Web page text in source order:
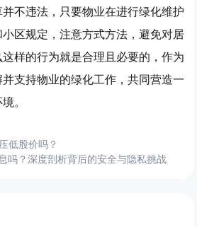
不违法，只要物业在进行绿化维护
区规定，注意方式方法，避免对居
样的行为就是合理且必要的，作为
支持物业的绿化工作，共同营造一
。
低股价吗？
吗？深度剖析背后的安全与隐私挑战